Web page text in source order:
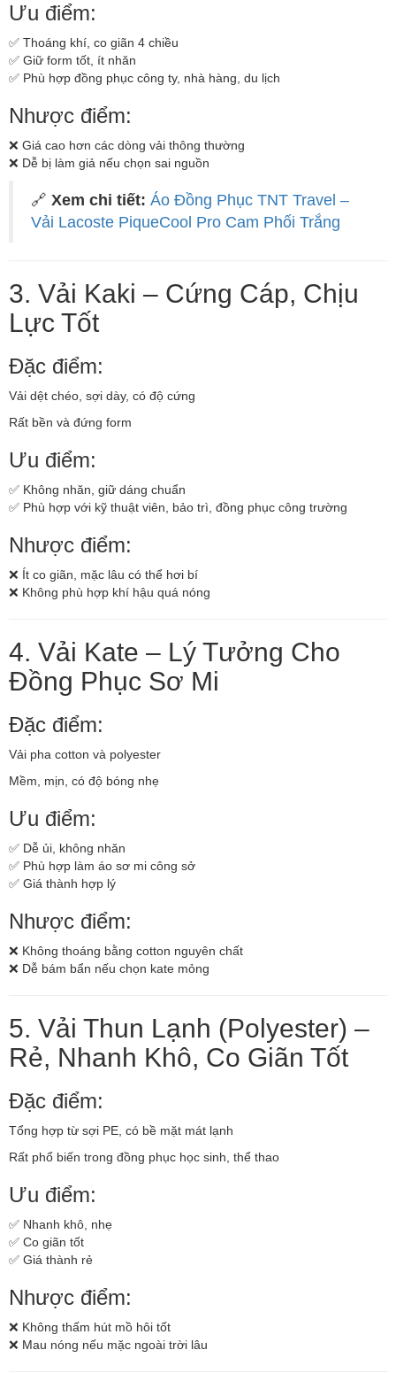
Ưu điểm:
✅ Thoáng khí, co giãn 4 chiều
✅ Giữ form tốt, ít nhăn
✅ Phù hợp đồng phục công ty, nhà hàng, du lịch
Nhược điểm:
❌ Giá cao hơn các dòng vải thông thường
❌ Dễ bị làm giả nếu chọn sai nguồn
🔗 Xem chi tiết: Áo Đồng Phục TNT Travel –
Vải Lacoste PiqueCool Pro Cam Phối Trắng
3. Vải Kaki – Cứng Cáp, Chịu
Lực Tốt
Đặc điểm:
Vải dệt chéo, sợi dày, có độ cứng
Rất bền và đứng form
Ưu điểm:
✅ Không nhăn, giữ dáng chuẩn
✅ Phù hợp với kỹ thuật viên, bảo trì, đồng phục công trường
Nhược điểm:
❌ Ít co giãn, mặc lâu có thể hơi bí
❌ Không phù hợp khí hậu quá nóng
4. Vải Kate – Lý Tưởng Cho
Đồng Phục Sơ Mi
Đặc điểm:
Vải pha cotton và polyester
Mềm, mịn, có độ bóng nhẹ
Ưu điểm:
✅ Dễ ủi, không nhăn
✅ Phù hợp làm áo sơ mi công sở
✅ Giá thành hợp lý
Nhược điểm:
❌ Không thoáng bằng cotton nguyên chất
❌ Dễ bám bẩn nếu chọn kate mỏng
5. Vải Thun Lạnh (Polyester) –
Rẻ, Nhanh Khô, Co Giãn Tốt
Đặc điểm:
Tổng hợp từ sợi PE, có bề mặt mát lạnh
Rất phổ biến trong đồng phục học sinh, thể thao
Ưu điểm:
✅ Nhanh khô, nhẹ
✅ Co giãn tốt
✅ Giá thành rẻ
Nhược điểm:
❌ Không thấm hút mồ hôi tốt
❌ Mau nóng nếu mặc ngoài trời lâu